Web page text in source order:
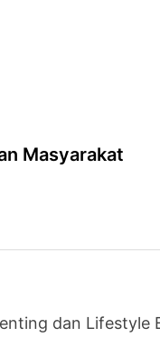
Masyarakat
dan Lifestyle